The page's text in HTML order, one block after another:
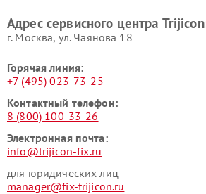
Адрес сервисного центра
г. Москва, ул. Чаянова 18
Горячая линия:
+7 (495) 023-73-25
Контактный телефон:
8 (800) 100-33-26
Электронная почта:
info@trijicon-fix.ru
для юридических лиц
manager@fix-trijicon.ru